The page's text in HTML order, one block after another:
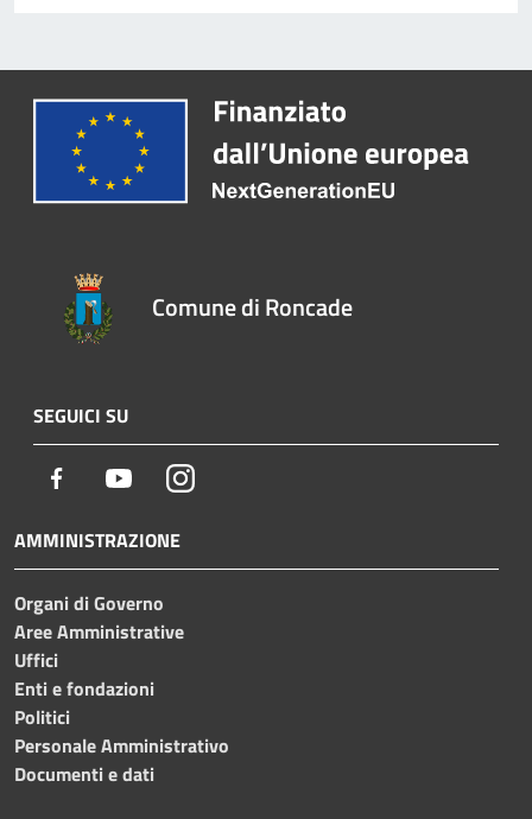
Comune di Roncade
SEGUICI SU
Facebook YoutubeInstagram
AMMINISTRAZIONE
Organi di Governo
Aree Amministrative
Uffici
Enti e fondazioni
Politici
Personale Amministrativo
Documenti e dati